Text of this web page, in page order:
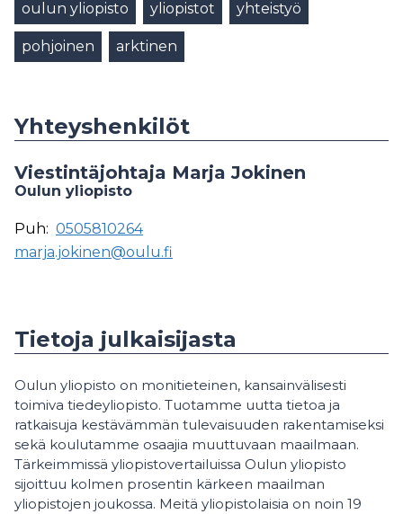
oulun yliopisto yliopistot yhteistyö
pohjoinen arktinen
Yhteyshenkilöt
Viestintäjohtaja Marja Jokinen
Oulun yliopisto
Puh: 0505810264
marja.jokinen@oulu.fi
Tietoja julkaisijasta
Oulun yliopisto on monitieteinen, kansainvälisesti
toimiva tiedeyliopisto. Tuotamme uutta tietoa ja
ratkaisuja kestävämmän tulevaisuuden rakentamiseksi
sekä koulutamme osaajia muuttuvaan maailmaan.
Tärkeimmissä yliopistovertailuissa Oulun yliopisto
sijoittuu kolmen prosentin kärkeen maailman
yliopistojen joukossa. Meitä yliopistolaisia on noin 19